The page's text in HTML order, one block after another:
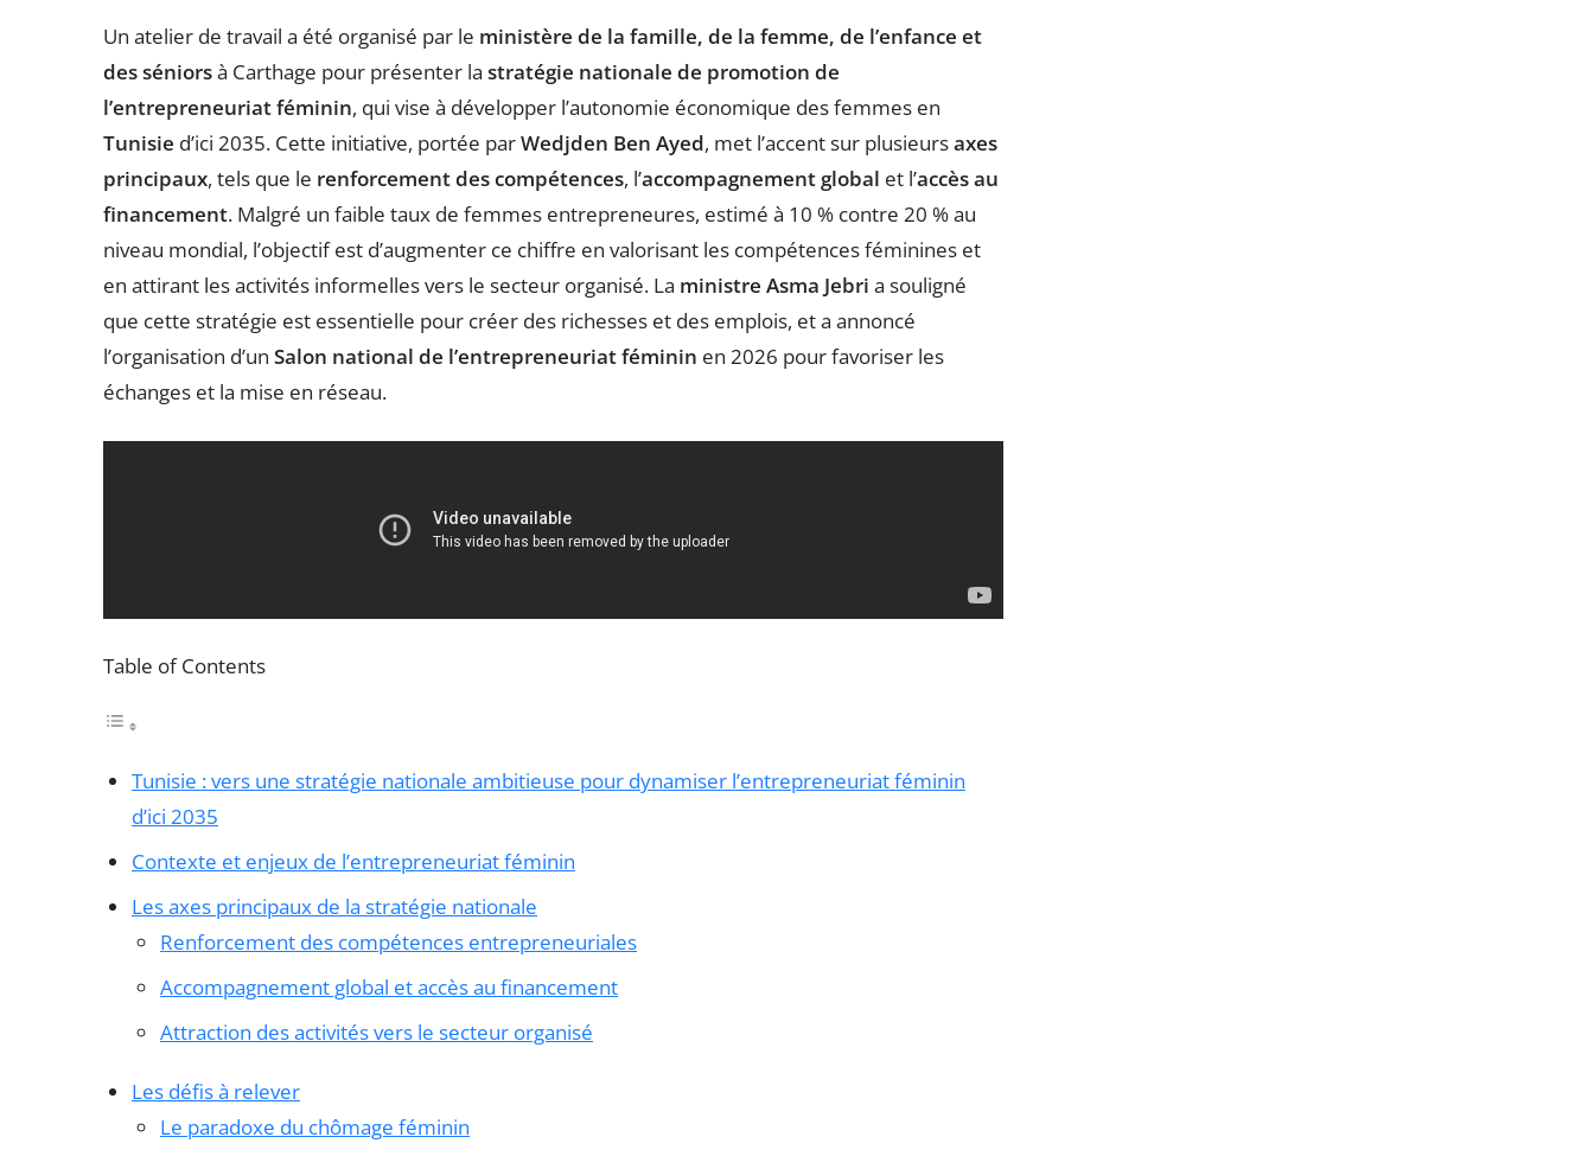
Un atelier de travail a été organisé par le ministère de la famille, de la femme, de l’enfance et
des séniorsà Carthage pour présenter la stratégie nationale de promotion de
l’entrepreneuriat féminin, qui vise à développer l’autonomie économique des femmes en
Tunisie d’ici 2035. Cette initiative, portée parWedjden Ben Ayed, met l’accent sur plusieursaxes
principaux, tels que le renforcement des compétences, l’accompagnement global et l’accès au
financement. Malgré un faible taux de femmes entrepreneures, estimé à 10 % contre 20 % au
niveau mondial, l’objectif est d’augmenter ce chiffre en valorisant les compétences féminines et
en attirant les activités informelles vers le secteur organisé. La ministre Asma Jebri a souligné
que cette stratégie est essentielle pour créer des richesses et des emplois, et a annoncé
l’organisation d’un Salon national de l’entrepreneuriat féminin en 2026 pour favoriser les
échanges et la mise en réseau.
Table of Contents
Tunisie : vers une stratégie nationale ambitieuse pour dynamiser l’entrepreneuriat féminin
d’ici 2035
Contexte et enjeux de l’entrepreneuriat féminin
Les axes principaux de la stratégie nationale
Renforcement des compétences entrepreneuriales
Accompagnement global et accès au financement
Attraction des activités vers le secteur organisé
Les défis à relever
Le paradoxe du chômage féminin